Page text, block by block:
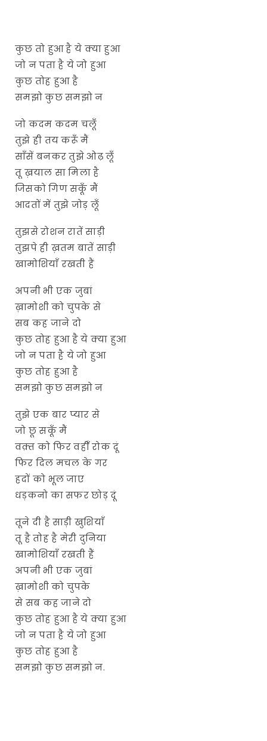
कुछ तो हुआ है ये क्या हुआ
जो न पता है ये जो हुआ
कुछ तोह हुआ है
समझो कुछ समझो न
जो कदम कदम चलूँ
तुझे ही तय करूँ मैं
साँसें बनकर तुझे ओढ़ लूँ
तू ख़याल सा मिला है
जिसको गिण सकूँ मैं
आदतों में तुझे जोड़ लूँ
तुझसे रोशन रातें साड़ी
तुझपे ही ख़तम बातें साड़ी
खामोशियाँ रखती हैं
अपनी भी एक जुबां
ख़ामोशी को चुपके से
सब कह जाने दो
कुछ तोह हुआ है ये क्या हुआ
जो न पता है ये जो हुआ
कुछ तोह हुआ है
समझो कुछ समझो न
तुझे एक बार प्यार से
जो छू सकूँ मैं
वक़्त को फिर वहीँ रोक दूं
फिर दिल मचल के गर
हदों को भूल जाए
धड़कनो का सफर छोड़ दूं
तूने दी है साड़ी खुशियाँ
तू है तोह है मेरी दुनिया
खामोशियाँ रखती हैं
अपनी भी एक जुबां
ख़ामोशी को चुपके
से सब कह जाने दो
कुछ तोह हुआ है ये क्या हुआ
जो न पता है ये जो हुआ
कुछ तोह हुआ है
समझो कुछ समझो न.